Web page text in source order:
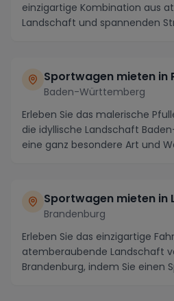
einzigartige Kombination aus
Landschaft und spannenden
Sportwagen mieten in
Baden-Württemberg
Erleben Sie das malerische
die idyllische Landschaft
eine ganz besondere Art und
Sportwagen mieten in
Brandenburg
Erleben Sie das einzigartige
atemberaubende Landschaft
Brandenburg, indem Sie einen